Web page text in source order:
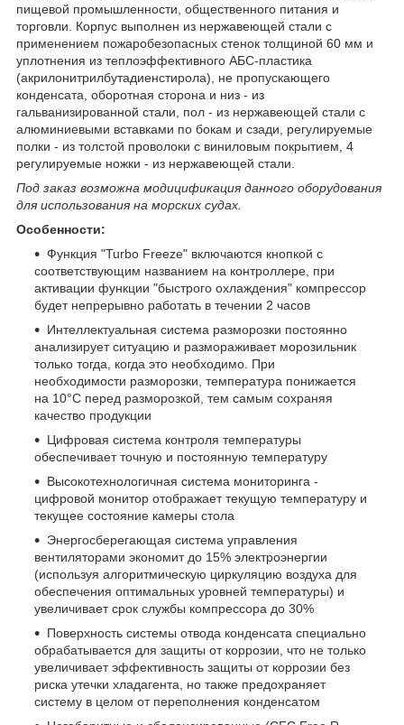
пищевой промышленности, общественного питания и
торговли. Корпус выполнен из нержавеющей стали с
применением пожаробезопасных стенок толщиной 60 мм и
уплотнения из теплоэффективного АБС-пластика
(акрилонитрилбутадиенстирола), не пропускающего
конденсата, оборотная сторона и низ - из
гальванизированной стали, пол - из нержавеющей стали с
алюминиевыми вставками по бокам и сзади, регулируемые
полки - из толстой проволоки с виниловым покрытием, 4
регулируемые ножки - из нержавеющей стали.
Под заказ возможна модицификация данного оборудования
для использования на морских судах.
Особенности:
Функция "Turbo Freeze" включаются кнопкой с
соответствующим названием на контроллере, при
активации функции "быстрого охлаждения" компрессор
будет непрерывно работать в течении 2 часов
Интеллектуальная система разморозки постоянно
анализирует ситуацию и размораживает морозильник
только тогда, когда это необходимо. При
необходимости разморозки, температура понижается
на 10°C перед разморозкой, тем самым сохраняя
качество продукции
Цифровая система контроля температуры
обеспечивает точную и постоянную температуру
Высокотехнологичная система мониторинга -
цифровой монитор отображает текущую температуру и
текущее состояние камеры стола
Энергосберегающая система управления
вентиляторами экономит до 15% электроэнергии
(используя алгоритмическую циркуляцию воздуха для
обеспечения оптимальных уровней температуры) и
увеличивает срок службы компрессора до 30%
Поверхность системы отвода конденсата специально
обрабатывается для защиты от коррозии, что не только
увеличивает эффективность защиты от коррозии без
риска утечки хладагента, но также предохраняет
систему в целом от переполнения конденсатом